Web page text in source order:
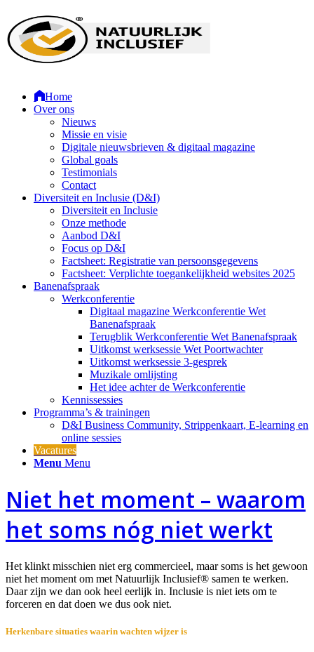
Home
Over ons
Nieuws
Missie en visie
Digitale nieuwsbrieven & digitaal magazine
Global goals
Testimonials
Contact
Diversiteit en Inclusie (D&I)
Diversiteit en Inclusie
Onze methode
Aanbod D&I
Focus op D&I
Factsheet: Registratie van persoonsgegevens
Factsheet: Verplichte toegankelijkheid websites 2025
Banenafspraak
Werkconferentie
Digitaal magazine Werkconferentie Wet
Banenafspraak
Terugblik Werkconferentie Wet Banenafspraak
Uitkomst werksessie Wet Poortwachter
Uitkomst werksessie 3-gesprek
Muzikale omlijsting
Het idee achter de Werkconferentie
Kennissessies
Programma’s & trainingen
D&I Business Community, Strippenkaart, E-learning en
online sessies
Vacatures
Menu Menu
Niet het moment – waarom
het soms nóg niet werkt
Het klinkt misschien niet erg commercieel, maar soms is het gewoon
niet het moment om met Natuurlijk Inclusief® samen te werken.
Daar zijn we dan ook heel eerlijk in. Inclusie is niet iets om te
forceren en dat doen we dus ook niet.
Herkenbare situaties waarin wachten wijzer is